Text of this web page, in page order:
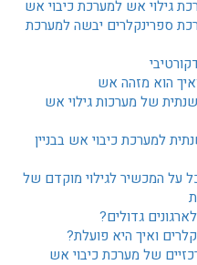
גילוי אש למערכת כיבוי אש
ספרינקלרים יבשה למערכת
הוא מזהה אש
של מערכות גילוי אש
למערכת כיבוי אש בבניין
על המכשיר לגילוי מוקדם של
גדולים?
ואיך היא פועלת?
של מערכת כיבוי אש